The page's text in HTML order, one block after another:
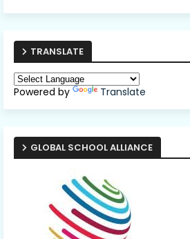
TRANSLATE
Powered by Translate
GLOBAL SCHOOL ALLIANCE